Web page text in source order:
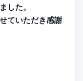
した。
ていただき感謝